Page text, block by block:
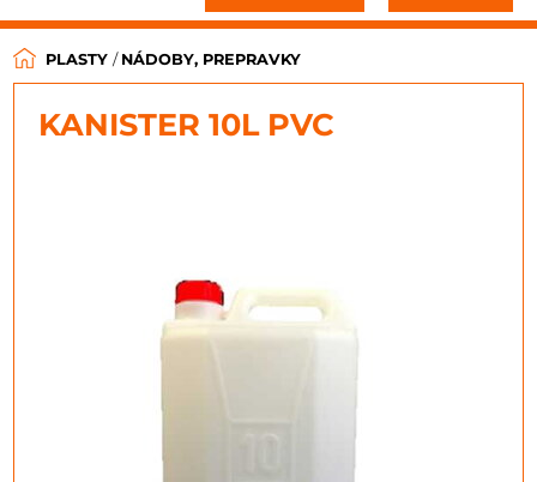
PLASTY / NÁDOBY, PREPRAVKY
KANISTER 10L PVC